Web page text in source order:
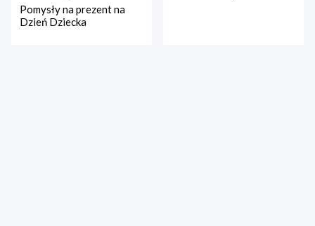
Pomysły na prezent na
Dzień Dziecka